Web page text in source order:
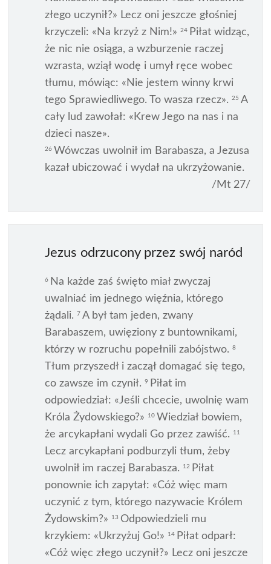
złego uczynił?» Lecz oni jeszcze głośniej
krzyczeli: «Na krzyż z Nim!»24 Piłat widząc,
że nic nie osiąga, a wzburzenie raczej
wzrasta, wziął wodę i umył ręce wobec
tłumu, mówiąc: «Nie jestem winny krwi
tego Sprawiedliwego. To wasza rzecz».25 A
cały lud zawołał: «Krew Jego na nas i na
dzieci nasze».
26Wówczas uwolnił im Barabasza, a Jezusa
kazał ubiczować i wydał na ukrzyżowanie.
/Mt 27/
Jezus odrzucony przez swój naród
6 Na każde zaś święto miał zwyczaj
uwalniać im jednego więźnia, którego
żądali.7 A był tam jeden, zwany
Barabaszem, uwięziony z buntownikami,
którzy w rozruchu popełnili zabójstwo.8
Tłum przyszedł i zaczął domagać się tego,
co zawsze im czynił.9
Piłat im
odpowiedział: «Jeśli chcecie, uwolnię wam
Króla Żydowskiego?»
10Wiedział bowiem,
że arcykapłani wydali Go przez zawiść.
11
Lecz arcykapłani podburzyli tłum, żeby
uwolnił im raczej Barabasza.
12
Piłat
ponownie ich zapytał: «Cóż więc mam
uczynić z tym, którego nazywacie Królem
Żydowskim?»
13 Odpowiedzieli mu
krzykiem: «Ukrzyżuj Go!»
14 Piłat odparł:
«Cóż więc złego uczynił?» Lecz oni jeszcze